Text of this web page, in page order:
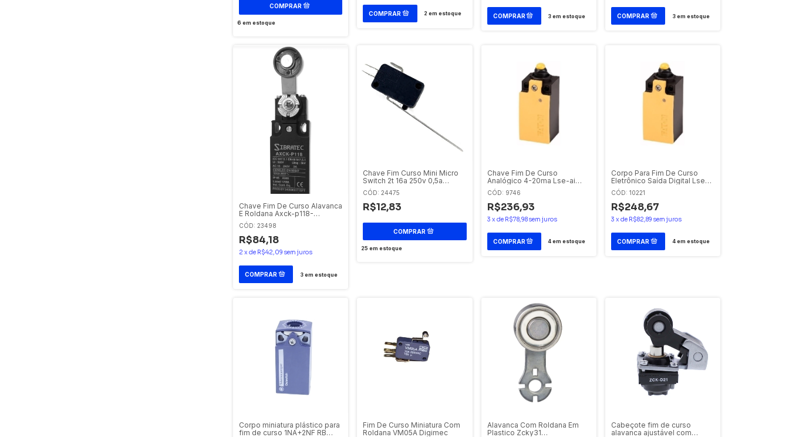
6 em estoque
2 em estoque 3em estoque 3em estoque
Chave Fim De Curso Alavanca
E Roldana Axck-p118-
Sibratec
CÓD: 23498
R$84,18
2 x de R$42,09 sem juros
3em estoque
Chave Fim Curso Mini Micro
Switch 2t 16a 250v 0,5a
125vdc Haste 50mm V-153-
1c25
CÓD: 24475
R$12,83
25 em estoque
Chave Fim De Curso
Analógico 4-20ma Lse-ai
Eaton
CÓD: 9746
R$236,93
3 x de R$78,98sem juros
4em estoque
Corpo Para Fim De Curso
Eletrônico Saída Digital Lse-11
Eaton
CÓD: 10221
R$248,67
3 x de R$82,89 sem juros
4em estoque
Corpo miniatura plástico para
fim de curso 1NA+2NF RB
Fim De Curso Miniatura Com
Roldana VM05A Digimec
Alavanca Com Roldana Em
Plastico Zcky31
Cabeçote fim de curso
alavanca ajustável com